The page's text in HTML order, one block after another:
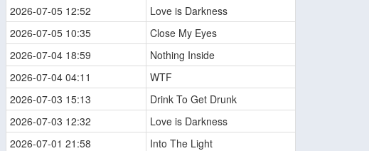
2026-07-05 12:52
Love is Darkness
2026-07-05 10:35
Close My Eyes
2026-07-04 18:59
Nothing Inside
2026-07-04 04:11
WTF
2026-07-03 15:13
Drink To Get Drunk
2026-07-03 12:32
Love is Darkness
2026-07-01 21:58
Into The Light